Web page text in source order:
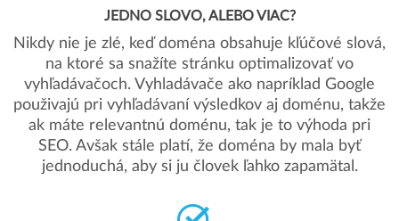
JEDNO SLOVO, ALEBO VIAC?
Nikdy nie je zlé, keď doména obsahuje kľúčové slová,
na ktoré sa snažíte stránku optimalizovať vo
vyhľadávačoch. Vyhladávače ako napríklad Google
použivajú pri vyhľadávaní výsledkov aj doménu, takže
ak máte relevantnú doménu, tak je to výhoda pri
SEO. Avšak stále platí, že doména by mala byť
jednoduchá, aby si ju človek ľahko zapamätal.